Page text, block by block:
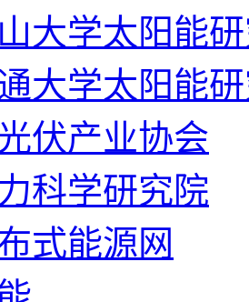
大学太阳能
大学太阳能
伏产业协会
科学研究院
式能源网